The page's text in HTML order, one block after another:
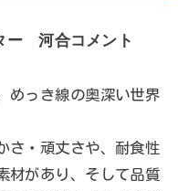
ー 河合コメント
めっき線の奥深い世界
さ・頑丈さや、耐食性
材があり、そして品質